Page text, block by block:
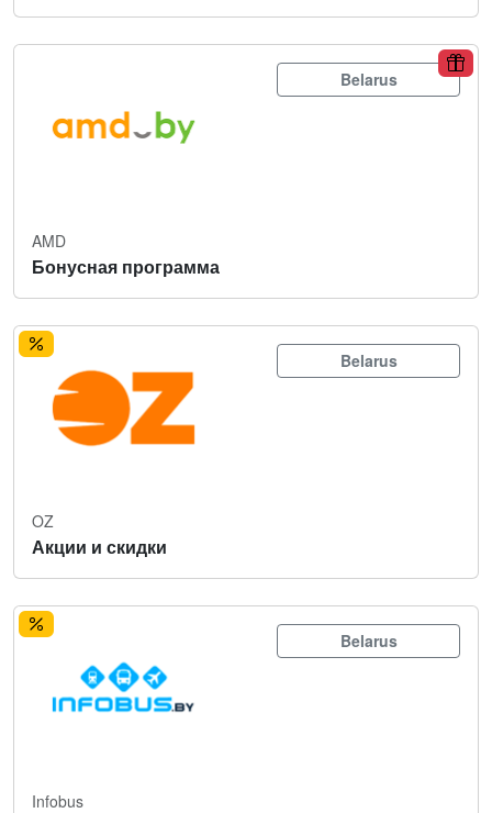
Belarus
AMD
Бонусная программа
Belarus
OZ
Акции и скидки
Belarus
Infobus